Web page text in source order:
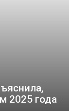
2025 года